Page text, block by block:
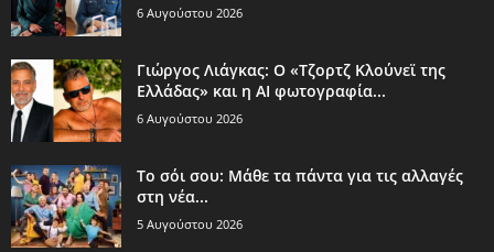
6 Αυγούστου 2026
Γιώργος Λιάγκας: Ο «Τζορτζ Κλούνεϊ της
Ελλάδας» και η AI φωτογραφία...
6 Αυγούστου 2026
Το σόι σου: Μάθε τα πάντα για τις αλλαγές
στη νέα...
5 Αυγούστου 2026